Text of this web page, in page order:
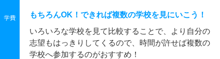
学費
もちろんOK！できれば複数の学校を見にいこう！
いろいろな学校を見て比較することで、より自分の
志望もはっきりしてくるので、時間が許せば複数の
学校へ参加するのがおすすめ！